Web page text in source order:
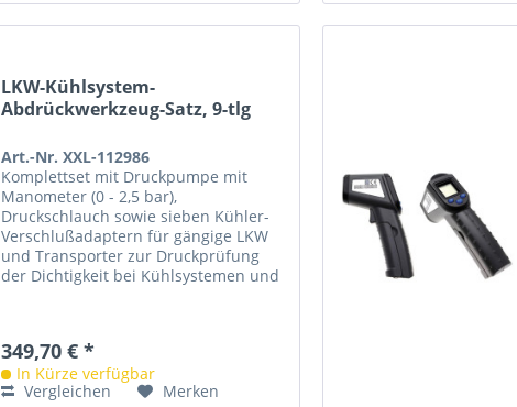
LKW-Kühlsystem-
Abdrückwerkzeug-Satz, 9-tlg
Art.-Nr. XXL-112986
Komplettset mit Druckpumpe mit
Manometer (0 - 2,5 bar),
Druckschlauch sowie sieben Kühler-
Verschlußadaptern für gängige LKW
und Transporter zur Druckprüfung
der Dichtigkeit bei Kühlsystemen und
349,70 € *
In Kürze verfügbar
Vergleichen
Merken